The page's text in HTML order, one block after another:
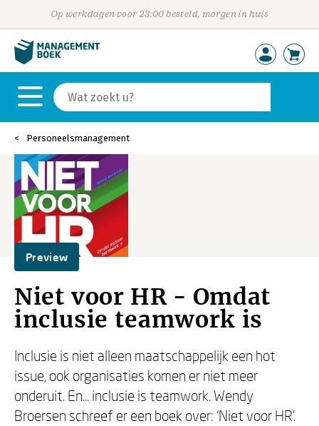
Op werkdagen voor 23:00 besteld, morgen in huis
Personeelsmanagement
Preview
Niet voor HR - Omdat
inclusie teamwork is
Inclusie is niet alleen maatschappelijk een hot
issue, ook organisaties komen er niet meer
onderuit. En... inclusie is teamwork. Wendy
Broersen schreef er een boek over: ‘Niet voor HR’.